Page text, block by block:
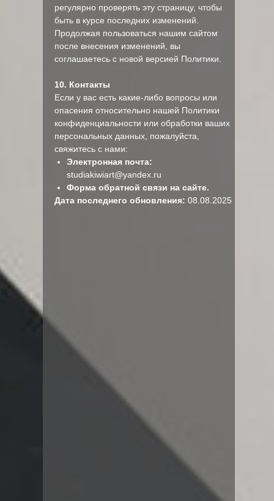
регулярно проверять эту страницу, чтобы
быть в курсе последних изменений.
Продолжая пользоваться нашим сайтом
после внесения изменений, вы
соглашаетесь с новой версией Политики.
10. Контакты
Если у вас есть какие-либо вопросы или
опасения относительно нашей Политики
конфиденциальности или обработки ваших
персональных данных, пожалуйста,
свяжитесь с нами:
Электронная почта:
studiakiwiart@yandex.ru
Форма обратной связи на сайте.
Дата последнего обновления: 08.08.2025